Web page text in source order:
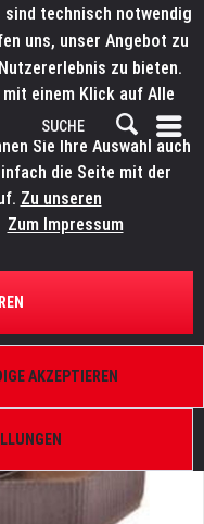
sind technisch notwendig
uns, unser Angebot zu
zu bieten.
einem Klick auf Alle
finden Sie in den
Sie Ihre Auswahl auch
die Seite mit der
Zu unseren
Zum Impressum
AKZEPTIEREN